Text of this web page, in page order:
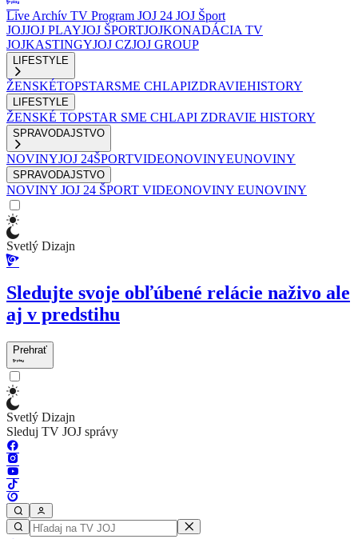
Live Archív TV Program JOJ 24 JOJ Šport
JOJJOJ PLAYJOJ ŠPORTJOJKONADÁCIA TV
JOJKASTINGYJOJ CZJOJ GROUP
LIFESTYLE
ŽENSKÉTOPSTARSME CHLAPIZDRAVIEHISTORY
LIFESTYLE
ŽENSKÉ TOPSTAR SME CHLAPI ZDRAVIE HISTORY
SPRAVODAJSTVO
NOVINYJOJ 24ŠPORTVIDEONOVINYEUNOVINY
SPRAVODAJSTVO
NOVINY JOJ 24 ŠPORT VIDEONOVINY EUNOVINY
Svetlý Dizajn
Sledujte svoje obľúbené relácie naživo ale
aj v predstihu
Prehrať
Svetlý Dizajn
Sleduj TV JOJ správy